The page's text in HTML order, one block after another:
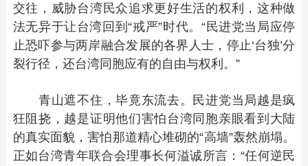
交往，威胁台湾民众追求更好生活的权利，这种做
法无异于让台湾回到“戒严”时代。“民进党当局应停
止恐吓参与两岸融合发展的各界人士，停止‘台独’分
裂行径，还台湾同胞应有的自由与权利。”
青山遮不住，毕竟东流去。民进党当局越是疯
狂阻挠，越是证明他们害怕台湾同胞亲眼看到大陆
的真实面貌，害怕那道精心堆砌的“高墙”轰然崩塌。
正如台湾青年联合会理事长何溢诚所言：“任何逆民